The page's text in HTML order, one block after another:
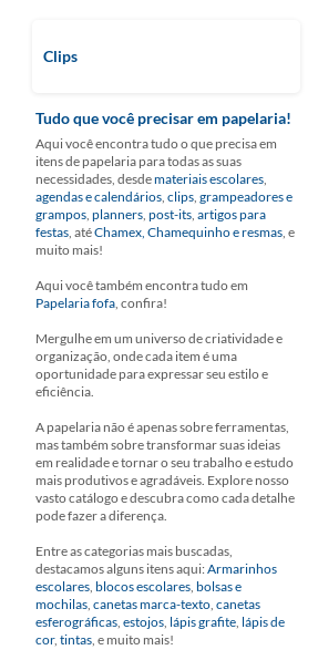
Clips
Tudo que você precisar em papelaria!
Aqui você encontra tudo o que precisa em
itens de papelaria para todas as suas
necessidades, desdemateriais escolares,
agendas e calendários, clips, grampeadores e
grampos, planners, post-its, artigos para
festas, atéChamex, Chamequinho e resmas, e
muito mais!
Aqui você também encontra tudo em
Papelaria fofa, confira!
Mergulhe em um universo de criatividade e
organização, onde cada item é uma
oportunidade para expressar seu estilo e
eficiência.
A papelaria não é apenas sobre ferramentas,
mas também sobre transformar suas ideias
em realidade e tornar o seu trabalho e estudo
mais produtivos e agradáveis. Explore nosso
vasto catálogo e descubra como cada detalhe
pode fazer a diferença.
Entre as categorias mais buscadas,
destacamos alguns itens aqui:Armarinhos
escolares, blocos escolares, bolsas e
mochilas, canetas marca-texto, canetas
esferográficas, estojos, lápis grafite, lápis de
cor, tintas, e muito mais!